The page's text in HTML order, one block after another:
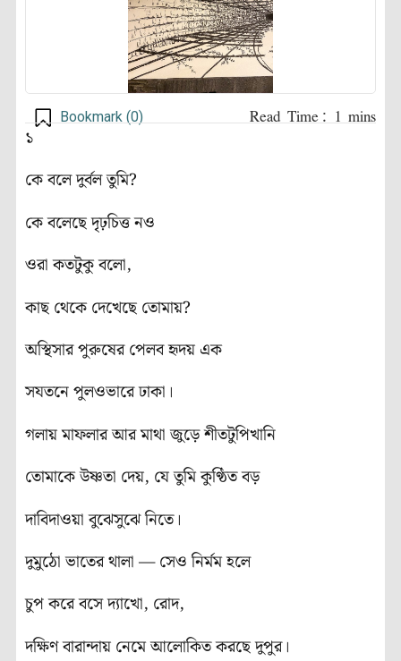
Bookmark (0)
১
কে বলে দুর্বল তুমি?
কে বলেছে দৃঢ়চিত্ত নও
ওরা কতটুকু বলো,
কাছ থেকে দেখেছে তোমায়?
অস্থিসার পুরুষের পেলব হৃদয় এক
সযতনে পুলওভারে ঢাকা।
গলায় মাফলার আর মাথা জুড়ে শীতটুপিখানি
তোমাকে উষ্ণতা দেয়, যে তুমি কুণ্ঠিত বড়
দাবিদাওয়া বুঝেসুঝে নিতে।
দুমুঠো ভাতের থালা — সেও নির্মম হলে
চুপ করে বসে দ্যাখো, রোদ,
দক্ষিণ বারান্দায় নেমে আলোকিত করছে দুপুর।